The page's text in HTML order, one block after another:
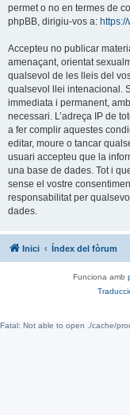
permet o no en termes de
phpBB, dirigiu-vos a:
Accepteu no publicar
amenaçant, orientat
qualsevol de les lleis del
qualsevol llei intenacional.
immediata i permanent,
necessari. L’adreça IP de
a fer complir aquestes
editar, moure o tancar
usuari accepteu que la
una base de dades. Tot i
sense el vostre
responsabilitat per
dades.
Inici Índex del fòrum
Funciona amb
Fatal: Not able to open ./cache/